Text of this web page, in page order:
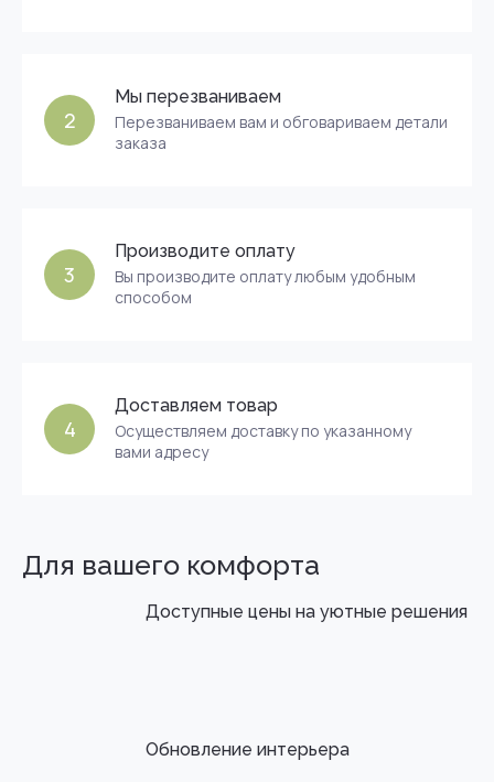
2
Мы перезваниваем
Перезваниваем вам и обговариваем детали
заказа
3
Производите оплату
Вы производите оплату любым удобным
способом
4
Доставляем товар
Осуществляем доставку по указанному
вами адресу
Для вашего комфорта
Доступные цены на уютные решения
Обновление интерьера